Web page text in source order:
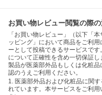
お買い物レビュー閲覧の際
「お買い物レビュー」（以下「
ッピング」において商品をご利
ーとして投稿できるサービスで
について正確性を含め一切保証し
製品が医薬部外品もしくは化粧
認のうえご利用ください。
1. 医薬部外品および化粧品に関
れています。本サービスをご利